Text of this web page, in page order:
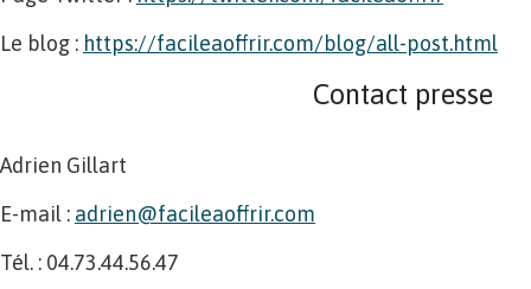
Le blog : https://facileaoffrir.com/blog/all-post.html
Contact presse
Adrien Gillart
E-mail : adrien@facileaoffrir.com
Tél. : 04.73.44.56.47